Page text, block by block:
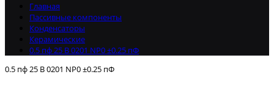
Главная
Пассивные компоненты
Конденсаторы
Керамические
0.5 пф 25 В 0201 NP0 ±0.25 пФ
0.5 пф 25 В 0201 NP0 ±0.25 пФ